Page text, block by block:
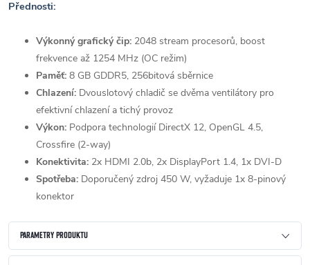
Přednosti:
Výkonný grafický čip: 2048 stream procesorů, boost
frekvence až 1254 MHz (OC režim)
Paměť: 8 GB GDDR5, 256bitová sběrnice
Chlazení: Dvouslotový chladič se dvěma ventilátory pro
efektivní chlazení a tichý provoz
Výkon: Podpora technologií DirectX 12, OpenGL 4.5,
Crossfire (2-way)
Konektivita: 2x HDMI 2.0b, 2x DisplayPort 1.4, 1x DVI-D
Spotřeba: Doporučený zdroj 450 W, vyžaduje 1x 8-pinový
konektor
PARAMETRY PRODUKTU